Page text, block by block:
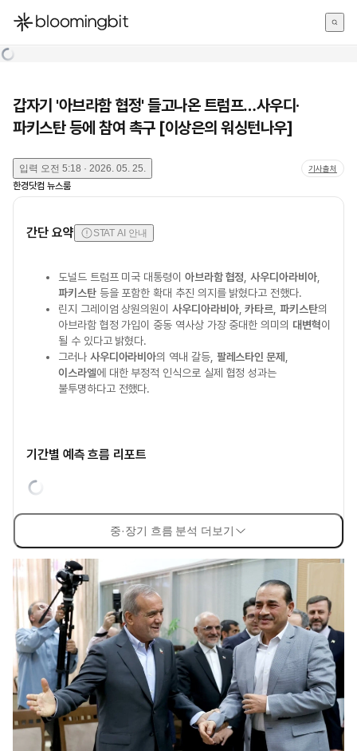
한국어
갑자기 '아브라함 협정' 들고나온 트럼프…사우디·
파키스탄 등에 참여 촉구 [이상은의 워싱턴나우]
입력 오전 5:18 · 2026. 05. 25. 기사출처
한경닷컴 뉴스룸
간단 요약 STAT AI 안내
도널드 트럼프 미국 대통령이 아브라함 협정 ,사우디아라비아,
파키스탄등을 포함한 확대 추진 의지를 밝혔다고 전했다.
린지 그레이엄 상원의원이사우디아라비아,카타르 ,파키스탄의
아브라함 협정 가입이 중동 역사상 가장 중대한 의미의 대변혁이
될 수 있다고 밝혔다.
그러나 사우디아라비아의 역내 갈등, 팔레스타인 문제
이스라엘에 대한 부정적 인식으로 실제 협정 성과는
불투명하다고 전했다.
기간별 예측 흐름 리포트
중·장기 흐름 분석 더보기